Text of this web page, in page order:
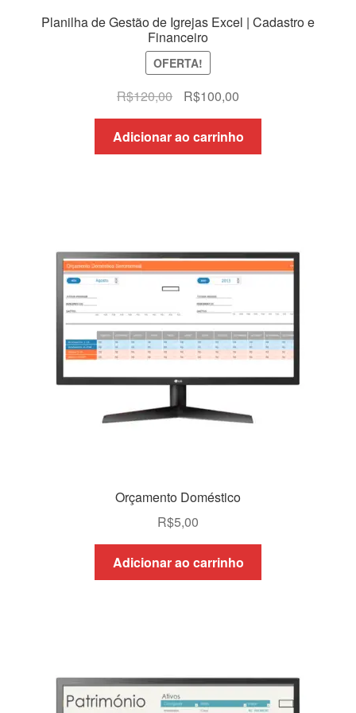
Planilha de Gestão de Igrejas Excel | Cadastro e
Financeiro
OFERTA!
R$120,00
O
preço
original
era:
R$100,00O
preço
atual
é:
Adicionar ao carrinho
Orçamento Doméstico
R$5,00
Adicionar ao carrinho